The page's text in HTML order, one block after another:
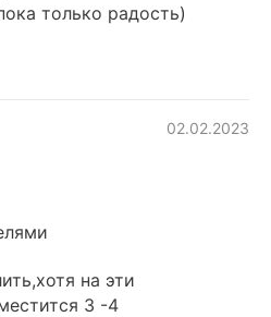
только радость)
02.02.2023
на эти
3 -4